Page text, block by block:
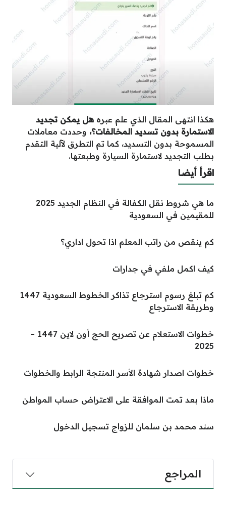
هكذا انتهى المقال الذي علم عبره هل يمكن تجديد
الاستمارة بدون تسديد المخالفات؟، وحددت معاملات
المسموحة بدون التسديد، كما تم التطرق لآلية التقدم
بطلب التجديد لاستمارة السيارة وطبعتها.
اقرأ أيضا
ما هي شروط نقل الكفالة في النظام الجديد 2025
للمقيمين في السعودية
كم ينقص من راتب المعلم اذا تحول اداري؟
كيف اكمل ملفي في جدارات
كم تبلغ رسوم استرجاع تذاكر الخطوط السعودية 1447
وطريقة الاسترجاع
خطوات الاستعلام عن تصريح الحج أون لاين 1447 –
2025
خطوات اصدار شهادة الأسر المنتجة الرابط والخطوات
ماذا بعد تمت الموافقة على الاعتراض حساب المواطن
سند محمد بن سلمان للزواج تسجيل الدخول
المراجع